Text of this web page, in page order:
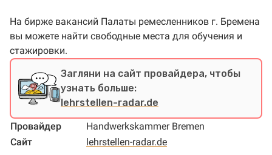
На бирже вакансий Палаты ремесленников г. Бремена
вы можете найти свободные места для обучения и
стажировки.
Загляни на сайт провайдера, чтобы
узнать больше:
lehrstellen-radar.de
Провайдер
Handwerkskammer Bremen
Сайт
lehrstellen-radar.de